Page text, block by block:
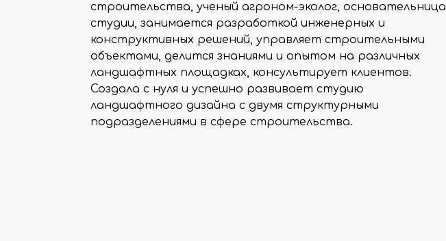
строительства, ученый агроном-эколог, основательница
студии, занимается разработкой инженерных и
конструктивных решений, управляет строительными
объектами, делится знаниями и опытом на различных
ландшафтных площадках, консультирует клиентов.
Создала с нуля и успешно развивает студию
ландшафтного дизайна с двумя структурными
подразделениями в сфере строительства.